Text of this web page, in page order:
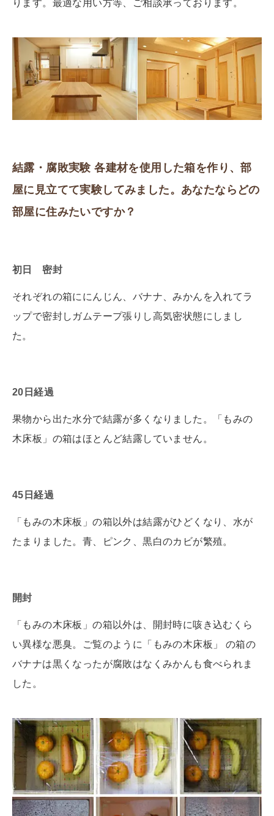
ります。最適な用い方等、ご相談承っております。
結露・腐敗実験 各建材を使用した箱を作り、部
屋に見立てて実験してみました。あなたならどの
部屋に住みたいですか？
初日 密封
それぞれの箱ににんじん、バナナ、みかんを入れてラ
ップで密封しガムテープ張りし高気密状態にしまし
た。
20日経過
果物から出た水分で結露が多くなりました。「もみの
木床板」の箱はほとんど結露していません。
45日経過
「もみの木床板」の箱以外は結露がひどくなり、水が
たまりました。青、ピンク、黒白のカビが繁殖。
開封
「もみの木床板」の箱以外は、開封時に咳き込むくら
い異様な悪臭。ご覧のように「もみの木床板」 の箱の
バナナは黒くなったが腐敗はなくみかんも食べられま
した。